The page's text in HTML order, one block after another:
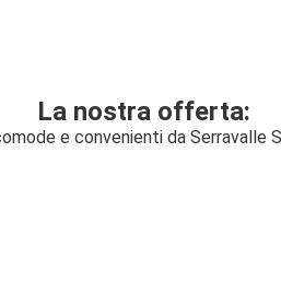
La nostra offerta:
e convenienti da Serravalle